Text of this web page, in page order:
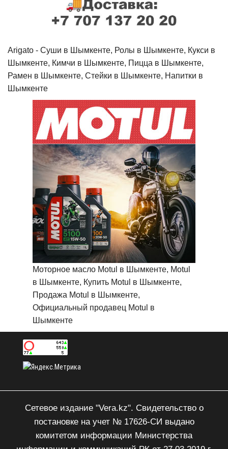
Arigato - Cуши в Шымкенте, Ролы в Шымкенте, Кукси в
Шымкенте, Кимчи в Шымкенте, Пицца в Шымкенте,
Рамен в Шымкенте, Стейки в Шымкенте, Напитки в
Шымкенте
Моторное масло Motul в Шымкенте, Motul
в Шымкенте, Купить Motul в Шымкенте,
Продажа Motul в Шымкенте,
Официальный продавец Motul в
Шымкенте
Сетевое издание "Vera.kz". Свидетельство о
постановке на учет № 17626-СИ выдано
комитетом информации Министерства